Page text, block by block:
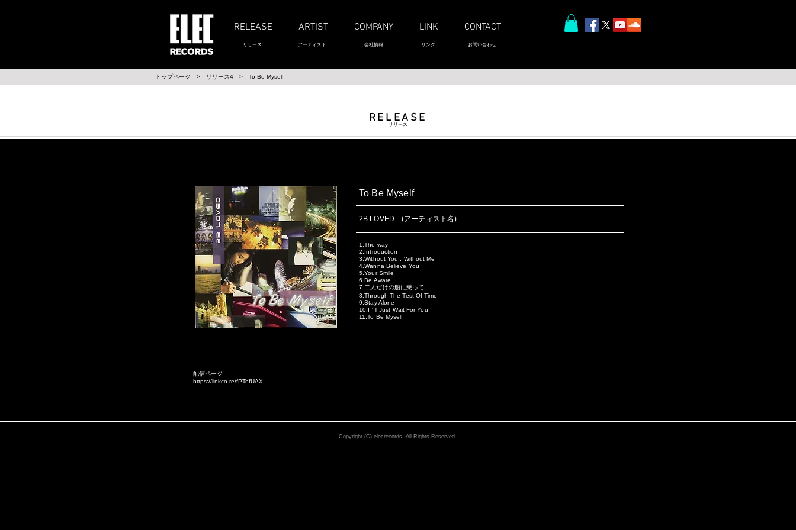
RELEASE ARTIST COMPANY LINK CONTACT
リリース アーティスト 会社情報 リンク お問い合わせ
​トップページ > リリース4 > To Be Myself
RELEASE
リリース
To Be Myself
2B LOVED (アーティスト名)
1.The way
2.Introduction
3.Without You , Without Me
4.Wanna Believe You
5.Your Smile
6.Be Aware
7.二人だけの船に乗って
8.Through The Test Of Time
9.Stay Alone
10.I ' ll Just Wait For You
11.To Be Myself
配信ページ
https://linkco.re/fPTefUAX
Copyright (C) elecrecords. All Rights Reserved.